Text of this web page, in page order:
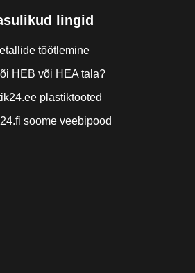
lingid
töötlemine
HEB või HEA tala?
plastiktooted
soome veebipood